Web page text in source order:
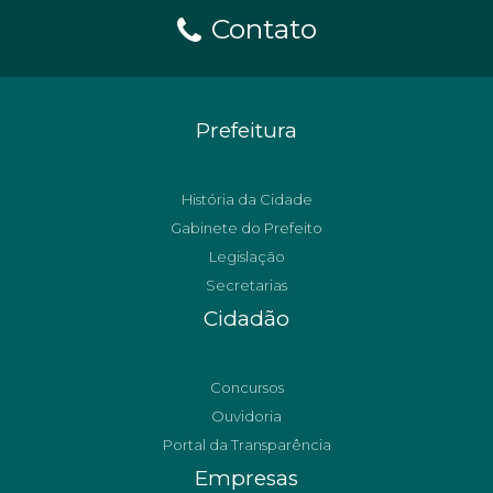
Contato
Prefeitura
História da Cidade
Gabinete do Prefeito
Legislação
Secretarias
Cidadão
Concursos
Ouvidoria
Portal da Transparência
Empresas